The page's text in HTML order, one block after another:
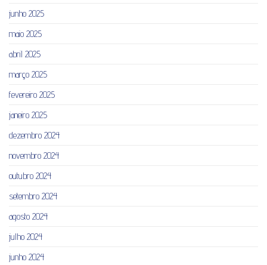
junho 2025
maio 2025
abril 2025
março 2025
fevereiro 2025
janeiro 2025
dezembro 2024
novembro 2024
outubro 2024
setembro 2024
agosto 2024
julho 2024
junho 2024